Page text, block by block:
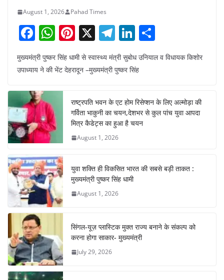
August 1, 2026 Pahad Times
F
a
c
b
o
o
k
W
h
at
A
p
p
Pi
nt
er
e
st
X T
el
e
gr
a
m
Li
n
k
dI
n
ar
मुख्यमंत्री पुष्कर सिंह धामी से स्वास्थ्य मंत्री सुबोध उनियाल व विधायक किशोर
उपाध्याय ने की भेंट देहरादून –मुख्यमंत्री पुष्कर सिंह
राष्ट्रपति भवन के एट होम रिसेप्शन के लिए अल्मोड़ा की
गर्विता भाकुनी का चयन,देशभर से कुल पांच युवा आपदा
मित्र कैडेट्स का हुआ है चयन
August 1, 2026
युवा शक्ति ही विकसित भारत की सबसे बड़ी ताकत :
मुख्यमंत्री पुष्कर सिंह धामी
August 1, 2026
सिंगल-यूज़ प्लास्टिक मुक्त राज्य बनाने के संकल्प को
करना होगा साकार- मुख्यमंत्री
July 29, 2026